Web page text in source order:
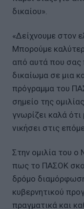
δικαίου».
«Δείχνουμε στον
Μπορούμε
από αυτά που σας
δικαίωμα σε μια
πρόγραμμα του
σημείο της
γνωρίζει καλά
νικήσει στις
Στην ομιλία του
πως το ΠΑΣΟΚ
δρόμο
κυβερνητικού
πραγματικά και